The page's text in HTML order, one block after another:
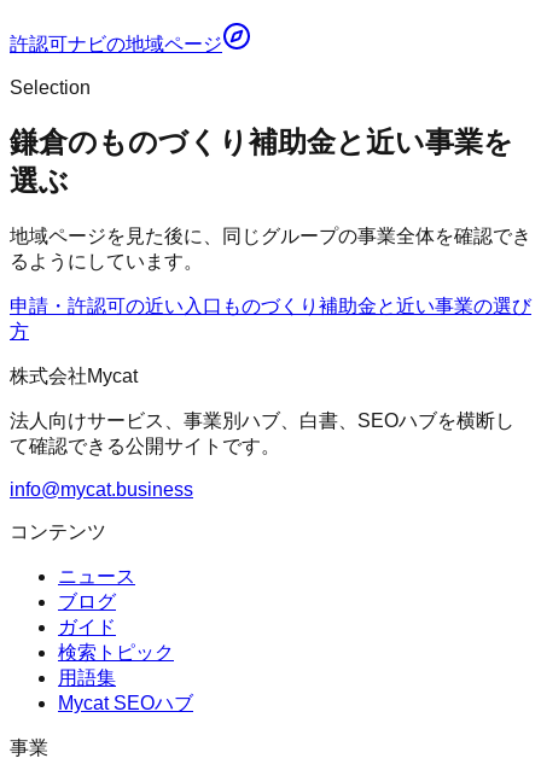
許認可ナビの地域ページ
Selection
鎌倉のものづくり補助金と近い事業を
選ぶ
地域ページを見た後に、同じグループの事業全体を確認でき
るようにしています。
申請・許認可の近い入口 ものづくり補助金と近い事業の選び
方
株式会社Mycat
法人向けサービス、事業別ハブ、白書、SEOハブを横断し
て確認できる公開サイトです。
info@mycat.business
コンテンツ
ニュース
ブログ
ガイド
検索トピック
用語集
Mycat SEOハブ
事業